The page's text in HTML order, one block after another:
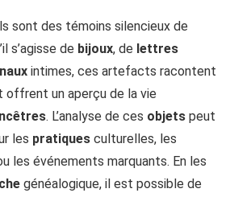
sont des témoins silencieux de
s’agisse de bijoux, de lettres
intimes, ces artefacts racontent
offrent un aperçu de la vie
. L’analyse de ces objets peut
les pratiques culturelles, les
les événements marquants. En les
généalogique, il est possible de